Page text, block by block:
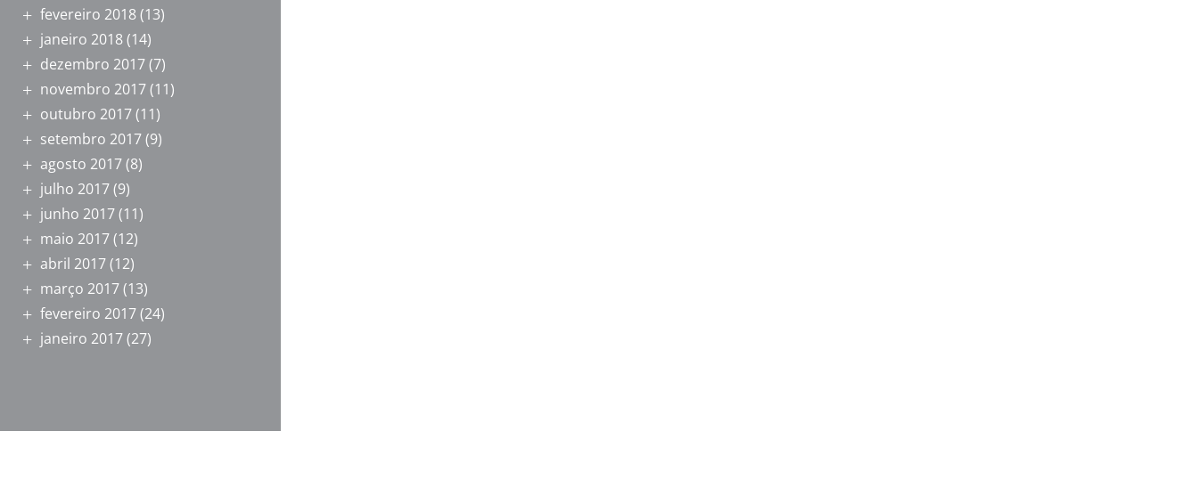
fevereiro 2018(13)
janeiro 2018(14)
dezembro 2017(7)
novembro 2017(11)
outubro 2017(11)
setembro 2017(9)
agosto 2017(8)
julho 2017(9)
junho 2017(11)
maio 2017(12)
abril 2017(12)
março 2017(13)
fevereiro 2017(24)
janeiro 2017(27)